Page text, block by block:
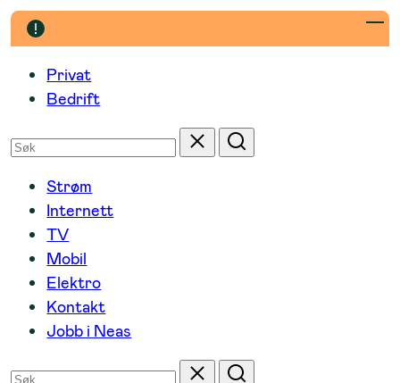
Hopp
til
innholdPrivat
Bedrift
Søk
etter
Tilbakestill
Søk
Strøm
Internett
TV
Mobil
Elektro
Kontakt
Jobb i Neas
Søk
Tilbakestill
Søk